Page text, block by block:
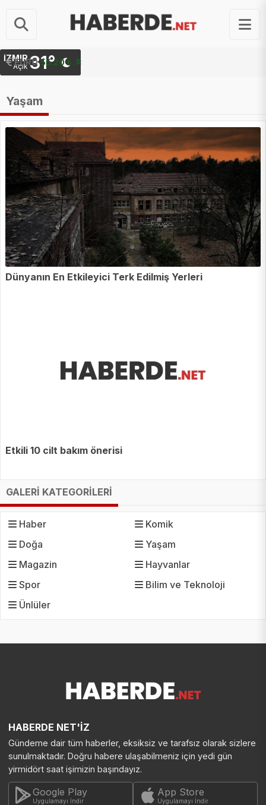
EURO 55.20 ₺
İZMIR
Açık 31°
Yaşam
Dünyanın En Etkileyici Terk Edilmiş Yerleri
Etkili 10 cilt bakım önerisi
GALERİ KATEGORİLERİ
Haber
Komik
Doğa
Yaşam
Magazin
Hayvanlar
Spor
Bilim ve Teknoloji
Ünlüler
HABERDE NET'İZ
Gündeme dair tüm haberler, eksiksiz ve tarafsız olarak sizlere
sunulmaktadır. Doğru habere ulaşabilmeniz için yedi gün
yirmidört saat işimizin başındayız.
Google Play
Uygulamayı İndir
App Store
Uygulamayı İndir